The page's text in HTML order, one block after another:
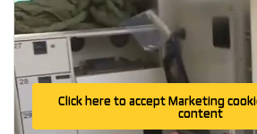
Click here to accept Marketing
content